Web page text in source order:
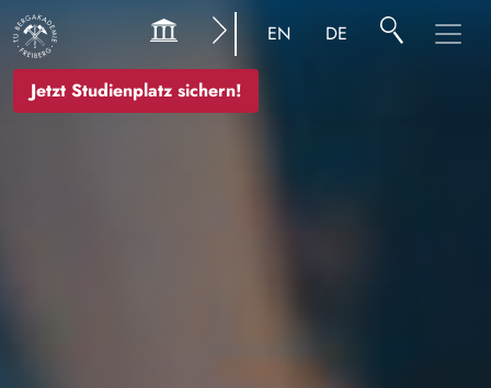
Jetzt Studienplatz sichern!
EN DE
Bild